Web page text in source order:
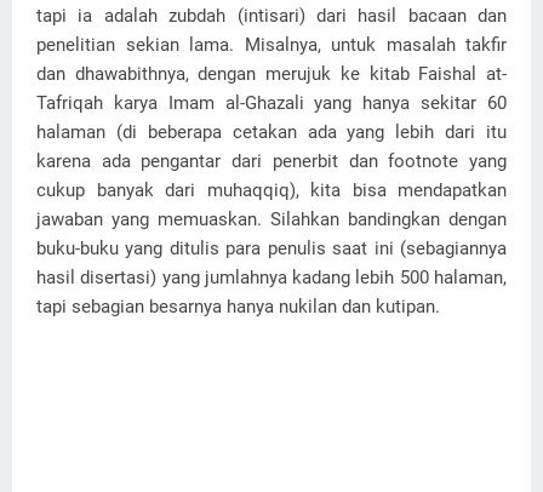
tapi ia adalah zubdah (intisari) dari hasil bacaan dan
penelitian sekian lama. Misalnya, untuk masalah takfir
dan dhawabithnya, dengan merujuk ke kitab Faishal at-
Tafriqah karya Imam al-Ghazali yang hanya sekitar 60
halaman (di beberapa cetakan ada yang lebih dari itu
karena ada pengantar dari penerbit dan footnote yang
cukup banyak dari muhaqqiq), kita bisa mendapatkan
jawaban yang memuaskan. Silahkan bandingkan dengan
buku-buku yang ditulis para penulis saat ini (sebagiannya
hasil disertasi) yang jumlahnya kadang lebih 500 halaman,
tapi sebagian besarnya hanya nukilan dan kutipan.